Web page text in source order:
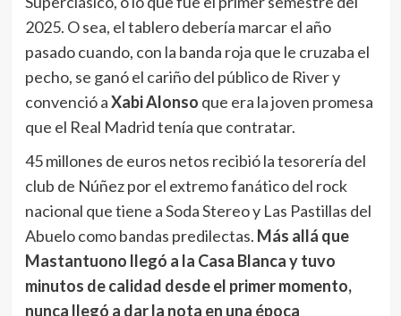
que el Real Madrid tenía que contratar.
45 millones de euros netos recibió la tesorería del
club de Núñez por el extremo fanático del rock
nacional que tiene a Soda Stereo y Las Pastillas del
Abuelo como bandas predilectas. Más allá que
minutos de calidad desde el primer momento,
nunca llegó a dar la nota en una época
convulsionada para elMerengue . Y lo que
terminó de sentenciar sus chances mundialistas
fue la salida del DT que lo eligió para jugar en el
Santiago Bernabéu. Franco vio acción en 35